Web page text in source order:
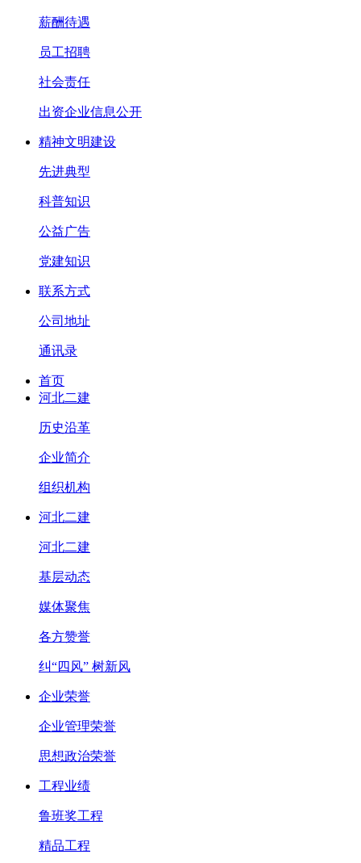
薪酬待遇
员工招聘
社会责任
出资企业信息公开
精神文明建设
先进典型
科普知识
公益广告
党建知识
联系方式
公司地址
通讯录
首页
河北二建
历史沿革
企业简介
组织机构
河北二建
河北二建
基层动态
媒体聚焦
各方赞誉
纠“四风” 树新风
企业荣誉
企业管理荣誉
思想政治荣誉
工程业绩
鲁班奖工程
精品工程